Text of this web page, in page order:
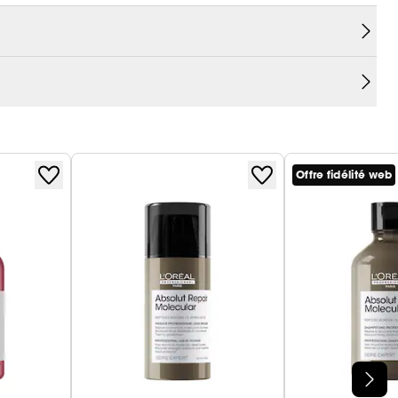
longue durée, sans résidu, et sa formule sans
Offre fidélité web